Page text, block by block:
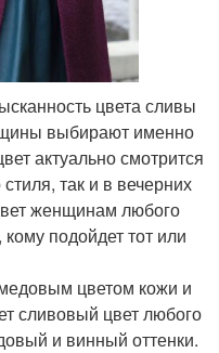
цвета сливы
выбирают именно
актуально смотрится
так и в вечерних
женщинам любого
подойдет тот или
цветом кожи и
сливовый цвет любого
и винный оттенки.